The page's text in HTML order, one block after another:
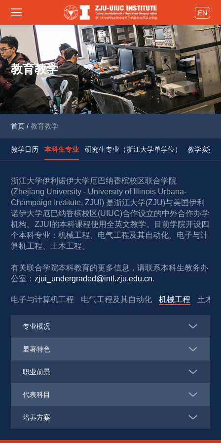
EN
教育教学
首页 / 教育教学
教学日历 本科生专业 研究生专业（浙江大学单学位） 教学实验
浙江大学伊利诺伊大学厄巴纳香槟校区联合学院
(Zhejiang University - University of Illinois Urbana-
Champaign Institute, ZJUI) 是浙江大学(ZJU)与美国伊利
诺伊大学厄巴纳香槟校区(UIUC)合作设立的中外合作办学
机构。ZJUI的本科课程使用全英文教学。目前学院开设四
个本科专业：机械工程、电气工程及其自动化、电子与计
算机工程、土木工程。
有关联合学院本科教育的更多信息，请联系本科生教务办
公室：zjui_undergraded@intl.zju.edu.cn.
电子与计算机工程 电气工程及其自动化 机械工程 土木
专业概况
显著特色
职业前景
代表科目
培养方案